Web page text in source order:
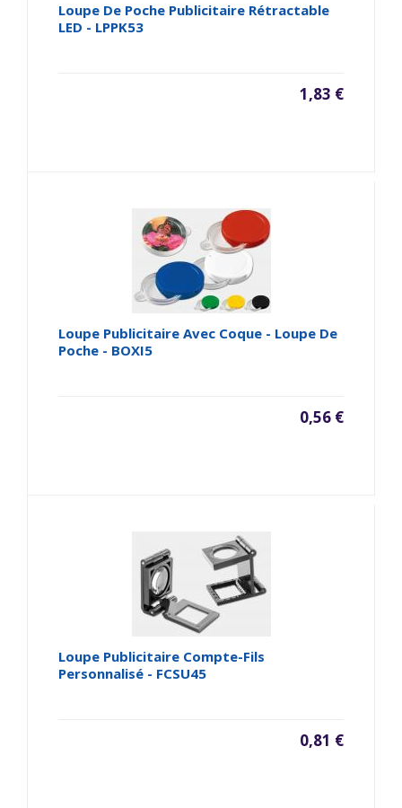
Loupe De Poche Publicitaire Rétractable
LED - LPPK53
1,83 €
Loupe Publicitaire Avec Coque - Loupe De
Poche - BOXI5
0,56 €
Loupe Publicitaire Compte-Fils
Personnalisé - FCSU45
0,81 €